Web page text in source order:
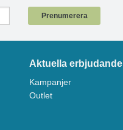
Prenumerera
Aktuella erbjudande
Kampanjer
Outlet